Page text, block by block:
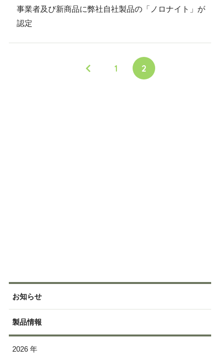
事業者及び新商品に弊社自社製品の「ノロナイト」が
認定
1 2
お知らせ
製品情報
2026